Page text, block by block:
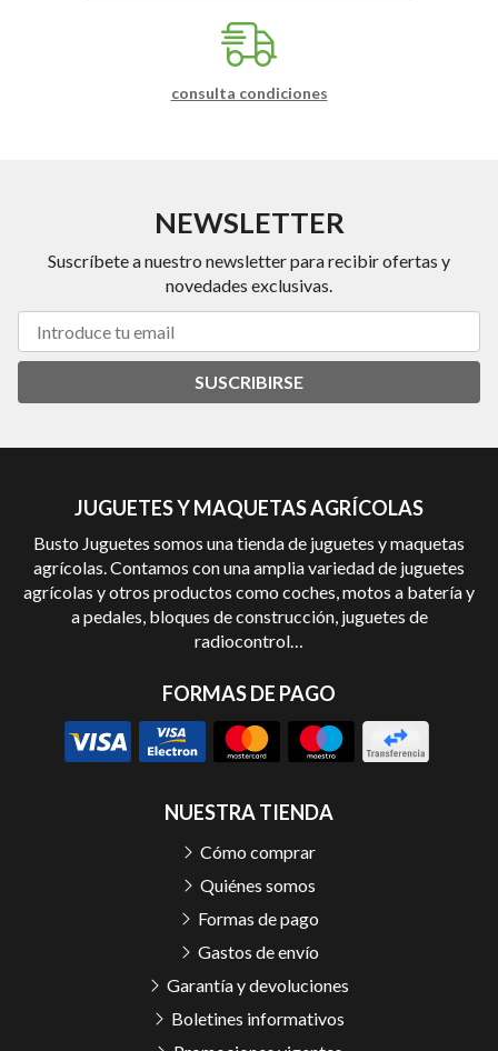
consulta condiciones
NEWSLETTER
Suscríbete a nuestro newsletter para recibir ofertas y
novedades exclusivas.
SUSCRIBIRSE
JUGUETES Y MAQUETAS AGRÍCOLAS
Busto Juguetes somos una tienda de juguetes y maquetas
agrícolas. Contamos con una amplia variedad de juguetes
agrícolas y otros productos como coches, motos a batería y
a pedales, bloques de construcción, juguetes de
radiocontrol…
FORMAS DE PAGO
NUESTRA TIENDA
Cómo comprar
Quiénes somos
Formas de pago
Gastos de envío
Garantía y devoluciones
Boletines informativos